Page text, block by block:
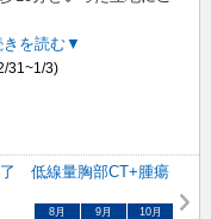
きを読む▼
31~1/3)
了 低線量胸部CT+腫瘍
8 月 9 月 10月